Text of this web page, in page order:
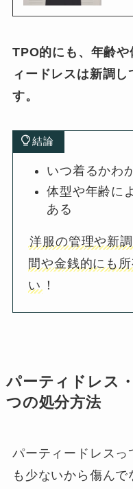
TPO的にも、年齢
ィードレスは新調
す。
結論
いつ着るかわ
体型や年齢に
ある
洋服の管理や新
間や金銭的にも
い ！
パーティドレス
つの処分方法
パーティードレスっ
も少ないから傷んで